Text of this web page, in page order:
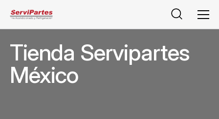
Buscar
Tienda Servipartes
México